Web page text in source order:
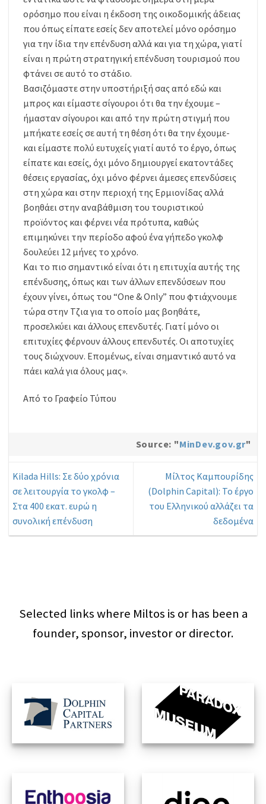
ορόσημο που είναι η έκδοση της οικοδομικής άδειας
που όπως είπατε εσείς δεν αποτελεί μόνο ορόσημο
για την ίδια την επένδυση αλλά και για τη χώρα, γιατί
είναι η πρώτη στρατηγική επένδυση τουρισμού που
φτάνει σε αυτό το στάδιο.
Βασιζόμαστε στην υποστήριξή σας από εδώ και
μπρος και είμαστε σίγουροι ότι θα την έχουμε –
ήμασταν σίγουροι και από την πρώτη στιγμή που
μπήκατε εσείς σε αυτή τη θέση ότι θα την έχουμε-
και είμαστε πολύ ευτυχείς γιατί αυτό το έργο, όπως
είπατε και εσείς, όχι μόνο δημιουργεί εκατοντάδες
θέσεις εργασίας, όχι μόνο φέρνει άμεσες επενδύσεις
στη χώρα και στην περιοχή της Ερμιονίδας αλλά
βοηθάει στην αναβάθμιση του τουριστικού
προϊόντος και φέρνει νέα πρότυπα, καθώς
επιμηκύνει την περίοδο αφού ένα γήπεδο γκολφ
δουλεύει 12 μήνες το χρόνο.
Και το πιο σημαντικό είναι ότι η επιτυχία αυτής της
επένδυσης, όπως και των άλλων επενδύσεων που
έχουν γίνει, όπως του “One & Only” που φτιάχνουμε
τώρα στην Τζια για το οποίο μας βοηθάτε,
προσελκύει και άλλους επενδυτές. Γιατί μόνο οι
επιτυχίες φέρνουν άλλους επενδυτές. Οι αποτυχίες
τους διώχνουν. Επομένως, είναι σημαντικό αυτό να
πάει καλά για όλους μας».
Από το Γραφείο Τύπου
Source: "MinDev.gov.gr"
Kilada Hills: Σε δύο χρόνια
σε λειτουργία το γκολφ –
Στα 400 εκατ. ευρώ η
συνολική επένδυση
Μίλτος Καμπουρίδης
(Dolphin Capital): Το έργο
του Eλληνικού αλλάζει τα
δεδομένα
Selected links where Miltos is or has been a
founder, sponsor, investor or director.